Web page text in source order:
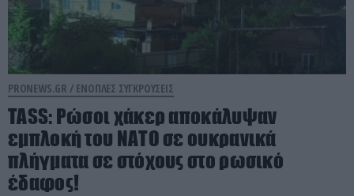
PRONEWS.GR / ΕΝΟΠΛΕΣ ΣΥΓΚΡΟΥΣΕΙΣ
TASS: Ρώσοι χάκερ αποκάλυψαν
εμπλοκή του ΝΑΤΟ σε ουκρανικά
πλήγματα σε στόχους στο ρωσικό
έδαφος!